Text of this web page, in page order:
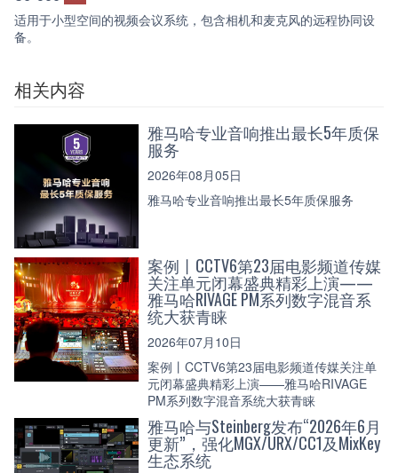
适用于小型空间的视频会议系统，包含相机和麦克风的远程协同设
备。
相关内容
雅马哈专业音响推出最长5年质保
服务
2026年08月05日
雅马哈专业音响推出最长5年质保服务
案例丨CCTV6第23届电影频道传媒
关注单元闭幕盛典精彩上演——
雅马哈RIVAGE PM系列数字混音系
统大获青睐
2026年07月10日
案例丨CCTV6第23届电影频道传媒关注单
元闭幕盛典精彩上演——雅马哈RIVAGE
PM系列数字混音系统大获青睐
雅马哈与Steinberg发布“2026年6月
更新”，强化MGX/URX/CC1及MixKey
生态系统